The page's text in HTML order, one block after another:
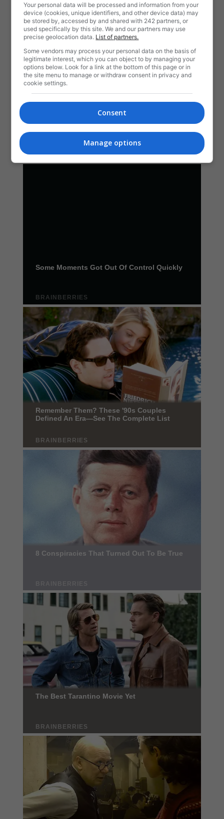
Your personal data will be processed and information from your
device (cookies, unique identifiers, and other device data) may
be stored by, accessed by and shared with 242 partners, or
used specifically by this site. We and our partners may use
precise geolocation data. List of partners.
Some vendors may process your personal data on the basis of
legitimate interest, which you can object to by managing your
options below. Look for a link at the bottom of this page or in
the site menu to manage or withdraw consent in privacy and
cookie settings.
Consent
Manage options